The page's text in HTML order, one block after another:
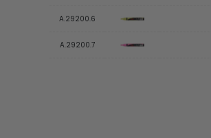
A.29200.6
A.29200.7